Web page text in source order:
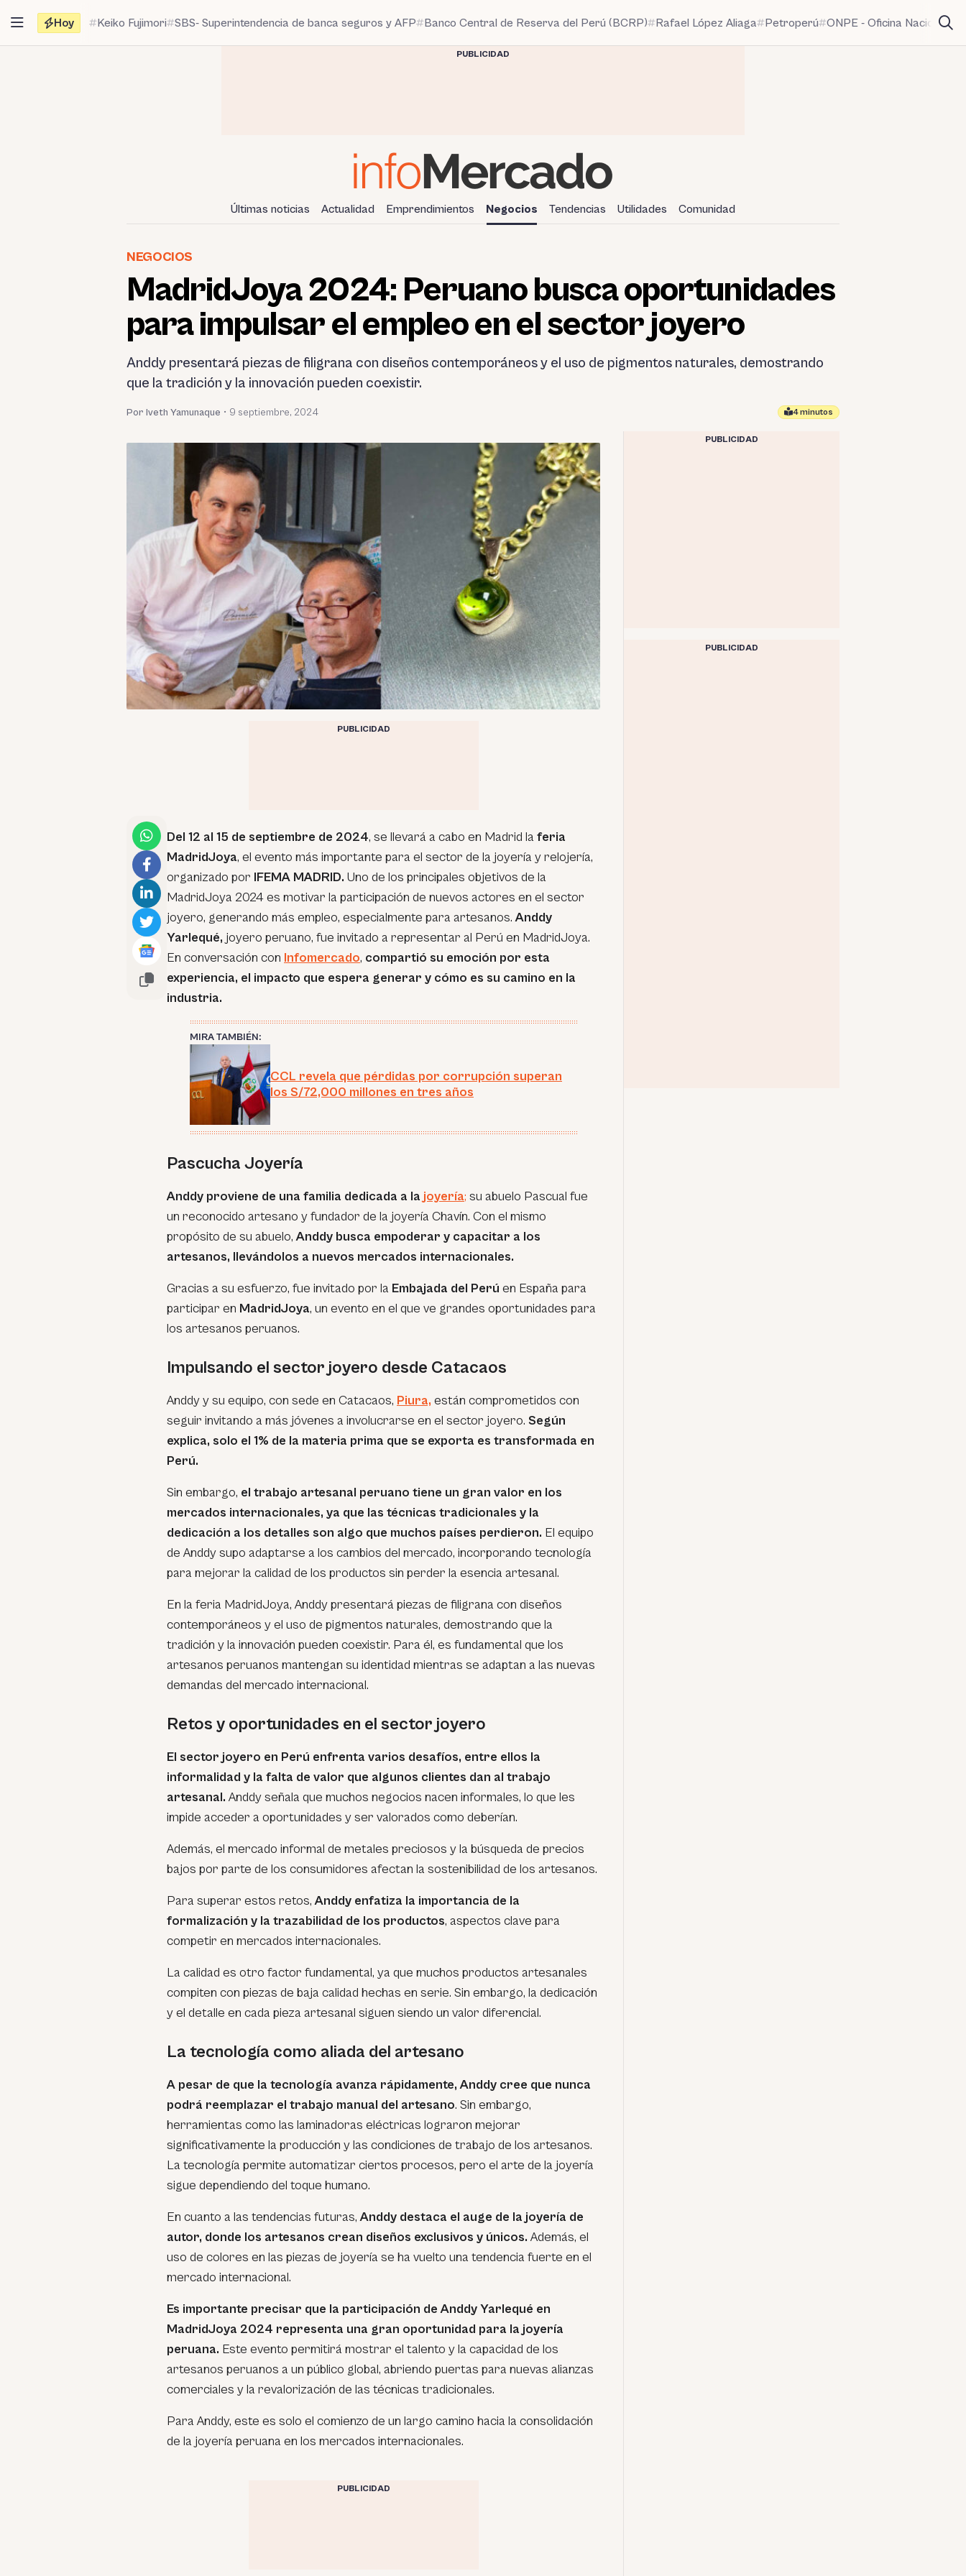
contenido
Hoy Keiko Fujimori SBS- Superintendencia de banca seguros y AFP Banco Central de Reserva del Perú (BCRP) Rafael López Aliaga Petroperú ONPE - Oficina Nacional
PUBLICIDAD
Últimas noticias Actualidad Emprendimientos Negocios Tendencias Utilidades Comunidad
NEGOCIOS
MadridJoya 2024: Peruano busca oportunidades
para impulsar el empleo en el sector joyero
Anddy presentará piezas de filigrana con diseños contemporáneos y el uso de pigmentos naturales, demostrando
que la tradición y la innovación pueden coexistir.
Por Iveth Yamunaque • 9 septiembre, 2024 4 minutos
PUBLICIDAD
Del 12 al 15 de septiembre de 2024, se llevará a cabo en Madrid la feria
MadridJoya, el evento más importante para el sector de la joyería y relojería,
organizado por IFEMA MADRID. Uno de los principales objetivos de la
MadridJoya 2024 es motivar la participación de nuevos actores en el sector
joyero, generando más empleo, especialmente para artesanos.Anddy
Yarlequé, joyero peruano, fue invitado a representar al Perú en MadridJoya.
En conversación con Infomercado, compartió su emoción por esta
experiencia, el impacto que espera generar y cómo es su camino en la
industria.
MIRA TAMBIÉN:
CCL revela que pérdidas por corrupción superan
los S/72,000 millones en tres años
Pascucha Joyería
Anddy proviene de una familia dedicada a la joyería; su abuelo Pascual fue
un reconocido artesano y fundador de la joyería Chavín. Con el mismo
propósito de su abuelo,Anddy busca empoderar y capacitar a los
artesanos, llevándolos a nuevos mercados internacionales.
Gracias a su esfuerzo, fue invitado por la Embajada del Perú en España para
participar en MadridJoya, un evento en el que ve grandes oportunidades para
los artesanos peruanos.
Impulsando el sector joyero desde Catacaos
Anddy y su equipo, con sede en Catacaos, Piura, están comprometidos con
seguir invitando a más jóvenes a involucrarse en el sector joyero. Según
explica, solo el 1% de la materia prima que se exporta es transformada en
Perú.
Sin embargo, el trabajo artesanal peruano tiene un gran valor en los
mercados internacionales, ya que las técnicas tradicionales y la
dedicación a los detalles son algo que muchos países perdieron. El equipo
de Anddy supo adaptarse a los cambios del mercado, incorporando tecnología
para mejorar la calidad de los productos sin perder la esencia artesanal.
En la feria MadridJoya, Anddy presentará piezas de filigrana con diseños
contemporáneos y el uso de pigmentos naturales, demostrando que la
tradición y la innovación pueden coexistir. Para él, es fundamental que los
artesanos peruanos mantengan su identidad mientras se adaptan a las nuevas
demandas del mercado internacional.
Retos y oportunidades en el sector joyero
El sector joyero en Perú enfrenta varios desafíos, entre ellos la
informalidad y la falta de valor que algunos clientes dan al trabajo
artesanal. Anddy señala que muchos negocios nacen informales, lo que les
impide acceder a oportunidades y ser valorados como deberían.
Además, el mercado informal de metales preciosos y la búsqueda de precios
bajos por parte de los consumidores afectan la sostenibilidad de los artesanos.
Para superar estos retos,Anddy enfatiza la importancia de la
formalización y la trazabilidad de los productos, aspectos clave para
competir en mercados internacionales.
La calidad es otro factor fundamental, ya que muchos productos artesanales
compiten con piezas de baja calidad hechas en serie. Sin embargo, la dedicación
y el detalle en cada pieza artesanal siguen siendo un valor diferencial.
La tecnología como aliada del artesano
A pesar de que la tecnología avanza rápidamente, Anddy cree que nunca
podrá reemplazar el trabajo manual del artesano. Sin embargo,
herramientas como las laminadoras eléctricas lograron mejorar
significativamente la producción y las condiciones de trabajo de los artesanos.
La tecnología permite automatizar ciertos procesos, pero el arte de la joyería
sigue dependiendo del toque humano.
En cuanto a las tendencias futuras,Anddy destaca el auge de la joyería de
autor, donde los artesanos crean diseños exclusivos y únicos. Además, el
uso de colores en las piezas de joyería se ha vuelto una tendencia fuerte en el
mercado internacional.
Es importante precisar que la participación de Anddy Yarlequé en
MadridJoya 2024 representa una gran oportunidad para la joyería
peruana. Este evento permitirá mostrar el talento y la capacidad de los
artesanos peruanos a un público global, abriendo puertas para nuevas alianzas
comerciales y la revalorización de las técnicas tradicionales.
Para Anddy, este es solo el comienzo de un largo camino hacia la consolidación
de la joyería peruana en los mercados internacionales.
PUBLICIDAD
PUBLICIDAD
PUBLICIDAD